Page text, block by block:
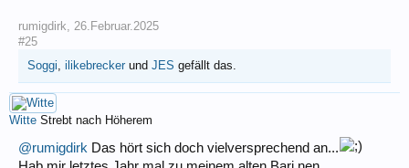
rumigdirk, 26.Februar.2025
#25
Soggi, ilikebrecker und JES gefällt das.
Witte Strebt nach Höherem
@rumigdirk Das hört sich doch vielversprechend an...